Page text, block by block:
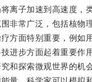
子加速到高速度，类
常广泛，包括核物理
面特别重要，例如用
步方面起着重要作用
探索微观世界的机会